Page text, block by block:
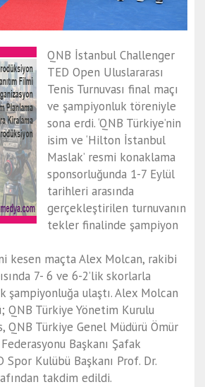
QNB İstanbul Challenger
TED Open Uluslararası
Tenis Turnuvası final maçı
ve şampiyonluk töreniyle
sona erdi. ‘QNB Türkiye’nin
isim ve ‘Hilton İstanbul
Maslak’ resmi konaklama
sponsorluğunda 1-7 Eylül
tarihleri arasında
gerçekleştirilen turnuvanın
tekler finalinde şampiyon
kesen maçta Alex Molcan, rakibi
7- 6 ve 6-2’lik skorlarla
şampiyonluğa ulaştı. Alex Molcan
QNB Türkiye Yönetim Kurulu
QNB Türkiye Genel Müdürü Ömür
Başkanı Şafak
Spor Kulübü Başkanı Prof. Dr.
takdim edildi.